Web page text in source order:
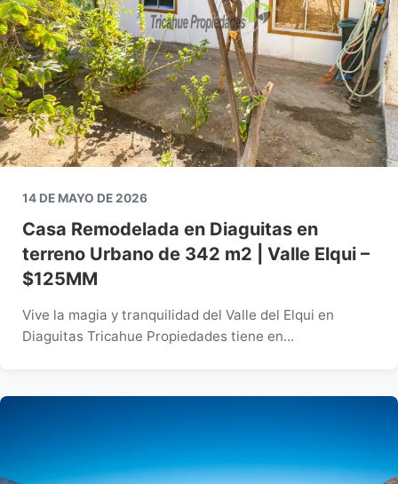
14 DE MAYO DE 2026
Casa Remodelada en Diaguitas en
terreno Urbano de 342 m2 | Valle Elqui –
$125MM
Vive la magia y tranquilidad del Valle del Elqui en
Diaguitas Tricahue Propiedades tiene en...